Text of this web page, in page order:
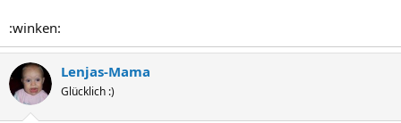
:winken:
Lenjas-Mama
Glücklich :)